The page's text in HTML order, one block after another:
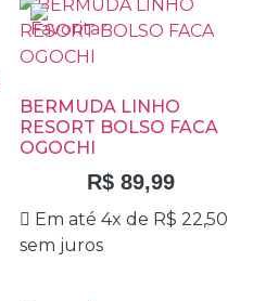
BERMUDA LINHO
RESORT BOLSO FACA
OGOCHI
R$89,99
Em até 4x de R$ 22,50
sem juros